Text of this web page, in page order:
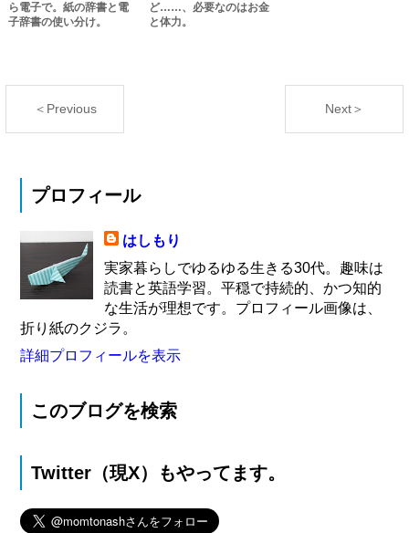
ら電子で。紙の辞書と電
子辞書の使い分け。
ど……、必要なのはお金
と体力。
＜Previous Next＞
プロフィール
はしもり
実家暮らしでゆるゆる生きる30代。趣味は
読書と英語学習。平穏で持続的、かつ知的
な生活が理想です。プロフィール画像は、
折り紙のクジラ。
詳細プロフィールを表示
このブログを検索
Twitter（現X）もやってます。